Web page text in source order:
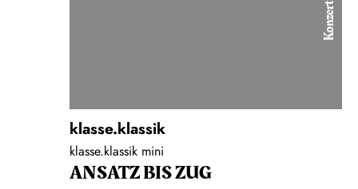
Konzert
klasse.klassik
klasse.klassik mini
ANSATZ BIS ZUG